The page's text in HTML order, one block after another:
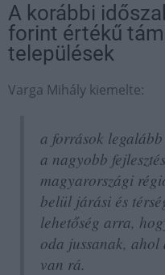
A korábbi
forint értékű
települések
Varga Mihály kiemelte:
a források
a nagyobb
magyarországi
belül járási és
lehetőség arra,
oda jussanak, ahol
van rá.